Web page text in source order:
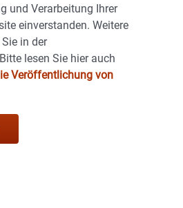
und Verarbeitung Ihrer
einverstanden. Weitere
in der
Bitte lesen Sie hier auch
Veröffentlichung von